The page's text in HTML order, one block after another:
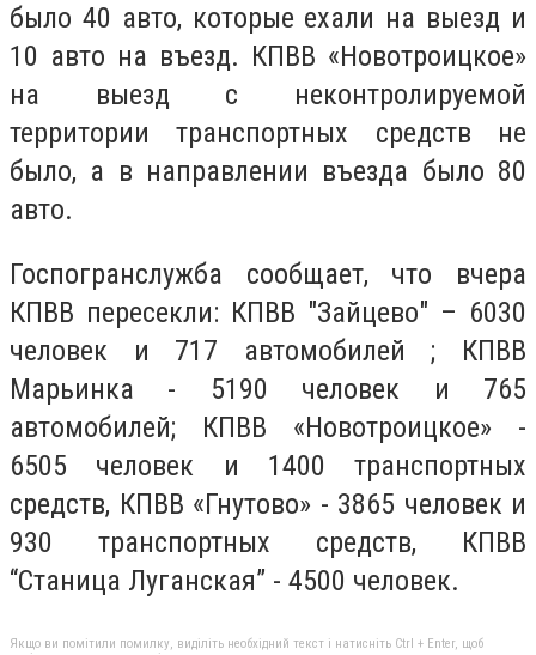
было 40 авто, которые ехали на выезд и
10 авто на въезд. КПВВ «Новотроицкое»
на выезд с неконтролируемой
территории транспортных средств не
было, а в направлении въезда было 80
авто.
Госпогранслужба сообщает, что вчера
КПВВ пересекли: КПВВ "Зайцево" – 6030
человек и 717 автомобилей ; КПВВ
Марьинка - 5190 человек и 765
автомобилей; КПВВ «Новотроицкое» -
6505 человек и 1400 транспортных
средств, КПВВ «Гнутово» - 3865 человек и
930 транспортных средств, КПВВ
“Станица Луганская” - 4500 человек.
Якщо ви помітили помилку, виділіть необхідний текст і натисніть Ctrl + Enter, щоб